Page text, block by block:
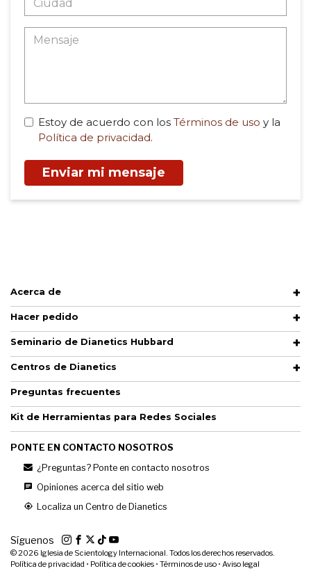
Estoy de acuerdo con los Términos de uso y la
Política de privacidad.
Enviar mi mensaje
Acerca de
Hacer pedido
Seminario de Dianetics Hubbard
Centros de Dianetics
Preguntas frecuentes
Kit de Herramientas para Redes Sociales
PONTE EN CONTACTO NOSOTROS
¿Preguntas? Ponte en contacto nosotros
Opiniones acerca del sitio web
Localiza un Centro de Dianetics
Síguenos
© 2026 Iglesia de Scientology Internacional. Todos los derechos reservados.
Política de privacidad • Política de cookies • Términos de uso • Aviso legal